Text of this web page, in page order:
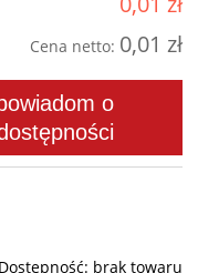
Cena netto: 0,01 zł
o
Dostępność: brak towaru